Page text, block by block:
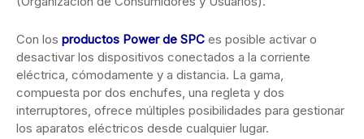
Con los productos Power de SPC es posible activar o
desactivar los dispositivos conectados a la corriente
eléctrica, cómodamente y a distancia. La gama,
compuesta por dos enchufes, una regleta y dos
interruptores, ofrece múltiples posibilidades para gestionar
los aparatos eléctricos desde cualquier lugar.